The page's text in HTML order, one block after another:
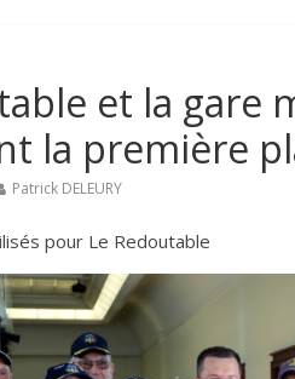
et la gare
la première
Patrick DELEURY
pour Le Redoutable